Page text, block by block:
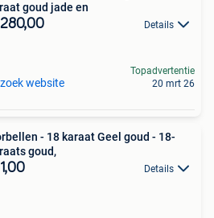
goud jade en
Details
website
Topadvertentie
20 mrt 26
- 18 karaat Geel goud - 18-
goud,
Details